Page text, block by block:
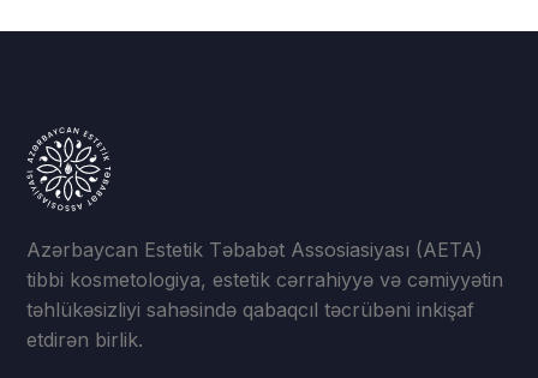
Azərbaycan Estetik Təbabət Assosiasiyası (AETA)
tibbi kosmetologiya, estetik cərrahiyyə və cəmiyyətin
təhlükəsizliyi sahəsində qabaqcıl təcrübəni inkişaf
etdirən birlik.